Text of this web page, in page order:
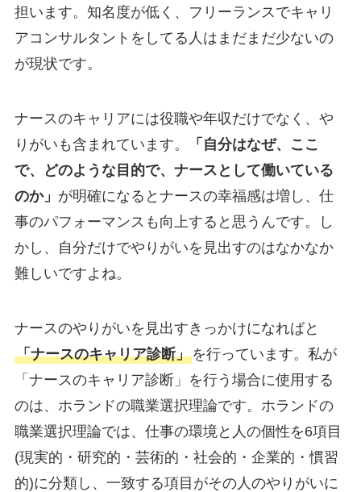
担います。知名度が低く、フリーランスでキャリ
アコンサルタントをしてる人はまだまだ少ないの
が現状です。
ナースのキャリアには役職や年収だけでなく、や
りがいも含まれています。
「自分はなぜ、ここ
で、どのような目的で、ナースとして働いている
のか」 が明確になるとナースの幸福感は増し、仕
事のパフォーマンスも向上すると思うんです。し
かし、自分だけでやりがいを見出すのはなかなか
難しいですよね。
ナースのやりがいを見出すきっかけになればと
「ナースのキャリア診断」を行っています。私が
「ナースのキャリア診断」を行う場合に使用する
のは、ホランドの職業選択理論です。ホランドの
職業選択理論では、仕事の環境と人の個性を6項目
(現実的・研究的・芸術的・社会的・企業的・慣習
的)に分類し、一致する項目がその人のやりがいに